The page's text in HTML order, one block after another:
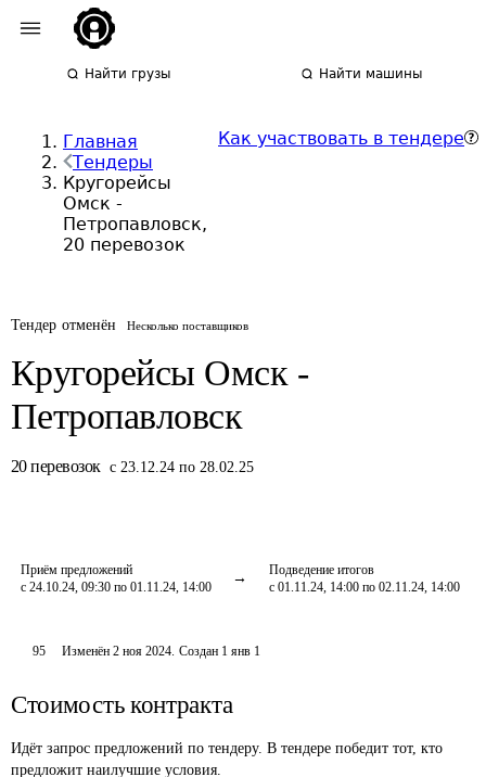
Найти грузы Найти машины
Главная
Тендеры
Кругорейсы
Омск -
Петропавловск,
20 перевозок
Как участвовать в тендере
Тендер отменён Несколько поставщиков
Кругорейсы Омск -
Петропавловск
20 перевозок с 23.12.24 по 28.02.25
Приём предложений
с 24.10.24, 09:30 по 01.11.24, 14:00
Подведение итогов
с 01.11.24, 14:00 по 02.11.24, 14:00
95 Изменён2 ноя 2024. Создан 1 янв 1
Стоимость контракта
Идёт запрос предложений по тендеру. В тендере победит тот, кто
предложит наилучшие условия.